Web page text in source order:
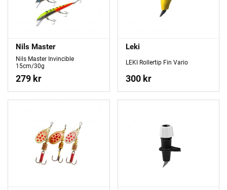
Nils Master
Nils Master Invincible
15cm/30g
279 kr
Leki
LEKI Rollertip Fin Vario
300 kr